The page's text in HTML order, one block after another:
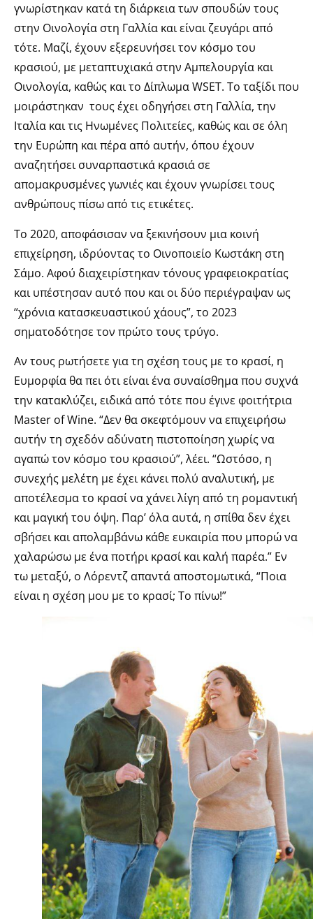
γνωρίστηκαν κατά τη διάρκεια των σπουδών τους
στην Οινολογία στη Γαλλία και είναι ζευγάρι από
τότε. Μαζί, έχουν εξερευνήσει τον κόσμο του
κρασιού, με μεταπτυχιακά στην Αμπελουργία και
Οινολογία, καθώς και το Δίπλωμα WSET. Το ταξίδι που
μοιράστηκαν τους έχει οδηγήσει στη Γαλλία, την
Ιταλία και τις Ηνωμένες Πολιτείες, καθώς και σε όλη
την Ευρώπη και πέρα από αυτήν, όπου έχουν
αναζητήσει συναρπαστικά κρασιά σε
απομακρυσμένες γωνιές και έχουν γνωρίσει τους
ανθρώπους πίσω από τις ετικέτες.
Το 2020, αποφάσισαν να ξεκινήσουν μια κοινή
επιχείρηση, ιδρύοντας το Οινοποιείο Κωστάκη στη
Σάμο. Αφού διαχειρίστηκαν τόνους γραφειοκρατίας
και υπέστησαν αυτό που και οι δύο περιέγραψαν ως
“χρόνια κατασκευαστικού χάους”, το 2023
σηματοδότησε τον πρώτο τους τρύγο.
Αν τους ρωτήσετε για τη σχέση τους με το κρασί, η
Ευμορφία θα πει ότι είναι ένα συναίσθημα που συχνά
την κατακλύζει, ειδικά από τότε που έγινε φοιτήτρια
Master of Wine. “Δεν θα σκεφτόμουν να επιχειρήσω
αυτήν τη σχεδόν αδύνατη πιστοποίηση χωρίς να
αγαπώ τον κόσμο του κρασιού”, λέει. “Ωστόσο, η
συνεχής μελέτη με έχει κάνει πολύ αναλυτική, με
αποτέλεσμα το κρασί να χάνει λίγη από τη ρομαντική
και μαγική του όψη. Παρ’ όλα αυτά, η σπίθα δεν έχει
σβήσει και απολαμβάνω κάθε ευκαιρία που μπορώ να
χαλαρώσω με ένα ποτήρι κρασί και καλή παρέα.” Εν
τω μεταξύ, ο Λόρεντζ απαντά αποστομωτικά, “Ποια
είναι η σχέση μου με το κρασί; Το πίνω!”